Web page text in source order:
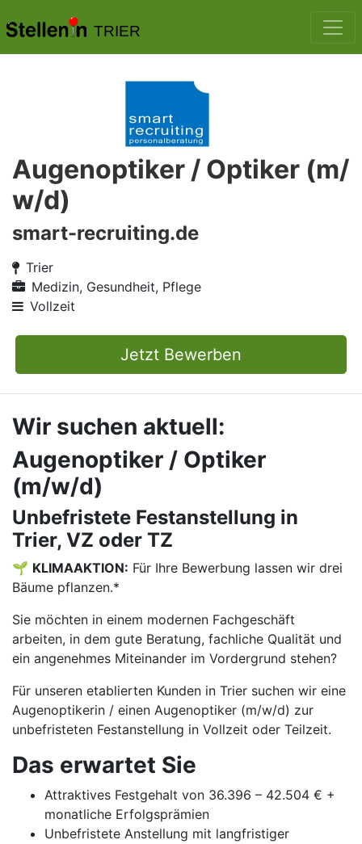
TRIER
Augenoptiker / Optiker (m/
w/d)
smart-recruiting.de
Trier
Medizin, Gesundheit, Pflege
Vollzeit
Jetzt Bewerben
Wir suchen aktuell:
Augenoptiker / Optiker
(m/w/d)
Unbefristete Festanstellung in
Trier, VZ oder TZ
🌱 KLIMAAKTION: Für Ihre Bewerbung lassen wir drei
Bäume pflanzen.*
Sie möchten in einem modernen Fachgeschäft
arbeiten, in dem gute Beratung, fachliche Qualität und
ein angenehmes Miteinander im Vordergrund stehen?
Für unseren etablierten Kunden in Trier suchen wir eine
Augenoptikerin / einen Augenoptiker (m/w/d) zur
unbefristeten Festanstellung in Vollzeit oder Teilzeit.
Das erwartet Sie
Attraktives Festgehalt von 36.396 – 42.504 € +
monatliche Erfolgsprämien
Unbefristete Anstellung mit langfristiger